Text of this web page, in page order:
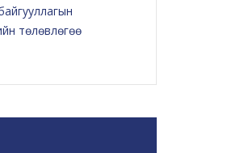
төлөвлөгөө